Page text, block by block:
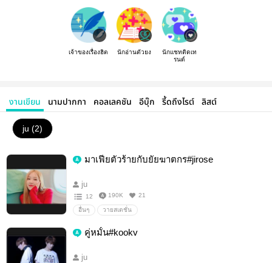
เจ้าของเรื่องฮิต นักอ่านตัวยง
นักแชทติดเท
รนด์
งานเขียน นามปากกา คอลเลคชัน อีบุ๊ก รี้ดถึงไรต์ ลิสต์
ju (2)
มาเฟียตัวร้ายกับยัยฆาตกร#jirose
ju
12 190K 21
อื่นๆ วายสเตชั่น
คู่หมั้น#kookv
ju